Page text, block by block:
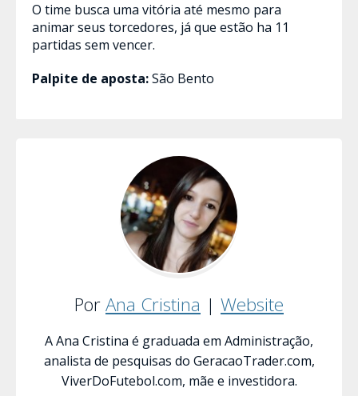
O time busca uma vitória até mesmo para
animar seus torcedores, já que estão ha 11
partidas sem vencer.
Palpite de aposta:São Bento
PorAna Cristina | Website
A Ana Cristina é graduada em Administração,
analista de pesquisas do GeracaoTrader.com,
ViverDoFutebol.com, mãe e investidora.